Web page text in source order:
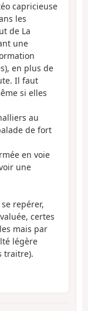
capricieuse
les
de La
une
en plus de
Il faut
si elles
au
de fort
en voie
une
repérer,
certes
mais par
légère
traitre).